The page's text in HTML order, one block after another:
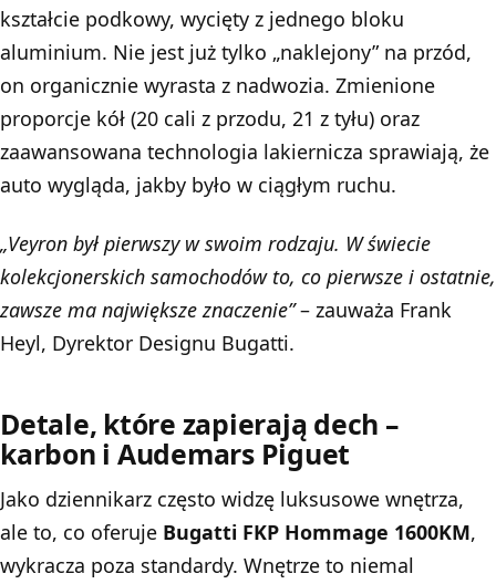
kształcie podkowy, wycięty z jednego bloku
aluminium. Nie jest już tylko „naklejony” na przód,
on organicznie wyrasta z nadwozia. Zmienione
proporcje kół (20 cali z przodu, 21 z tyłu) oraz
zaawansowana technologia lakiernicza sprawiają, że
auto wygląda, jakby było w ciągłym ruchu.
„Veyron był pierwszy w swoim rodzaju. W świecie
kolekcjonerskich samochodów to, co pierwsze i ostatnie,
zawsze ma największe znaczenie”– zauważa Frank
Heyl, Dyrektor Designu Bugatti.
Detale, które zapierają dech –
karbon i Audemars Piguet
Jako dziennikarz często widzę luksusowe wnętrza,
ale to, co oferuje Bugatti FKP Hommage 1600KM,
wykracza poza standardy. Wnętrze to niemal